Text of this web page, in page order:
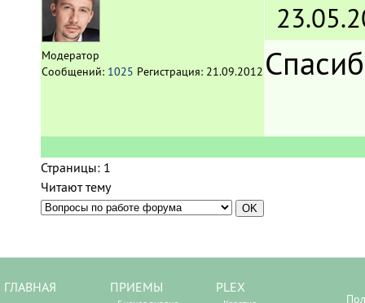
Модератор
Сообщений: 1025 Регистрация: 21.09.2012
Страницы: 1
Читают тему
ГЛАВНАЯ ПРИЕМЫ PLEX